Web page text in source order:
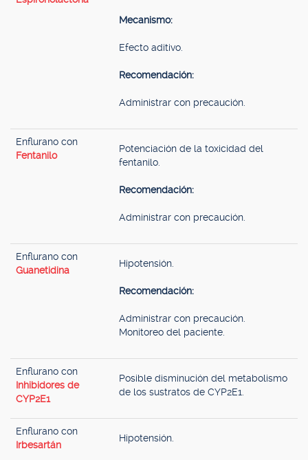
Mecanismo:
Efecto aditivo.
Recomendación:
Administrar con precaución.
Enflurano con
Fentanilo
Potenciación de la toxicidad del
fentanilo.
Recomendación:
Administrar con precaución.
Enflurano con
Guanetidina
Hipotensión.
Recomendación:
Administrar con precaución.
Monitoreo del paciente.
Enflurano con
Inhibidores de
CYP2E1
Posible disminución del metabolismo
de los sustratos de CYP2E1.
Enflurano con
Irbesartán
Hipotensión.